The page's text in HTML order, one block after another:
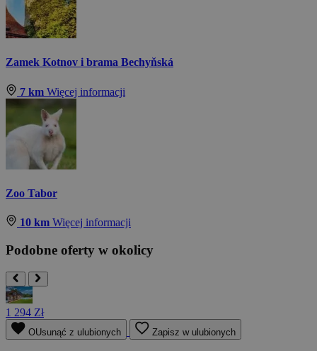
Zamek Kotnov i brama Bechyňská
7 km Więcej informacji
Zoo Tabor
10 km Więcej informacji
Podobne oferty w okolicy
1 294 Zł
OUsunąć z ulubionych Zapisz w ulubionych